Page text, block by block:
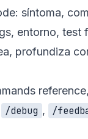
síntoma,
entorno, test
, profundiza
reference,
/debug , /